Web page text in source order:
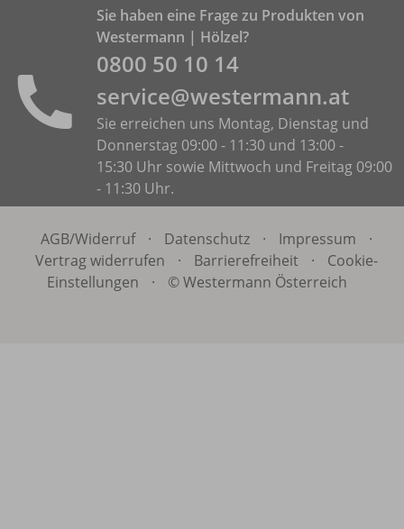
Sie haben eine Frage zu Produkten von
Westermann | Hölzel?
0800 50 10 14
service@westermann.at
Sie erreichen uns Montag, Dienstag und
Donnerstag 09:00 - 11:30 und 13:00 -
15:30 Uhr sowie Mittwoch und Freitag 09:00
- 11:30 Uhr.
AGB/Widerruf · Datenschutz · Impressum
·
Vertrag widerrufen
· Barrierefreiheit ·
Cookie-
Einstellungen
· © Westermann Österreich